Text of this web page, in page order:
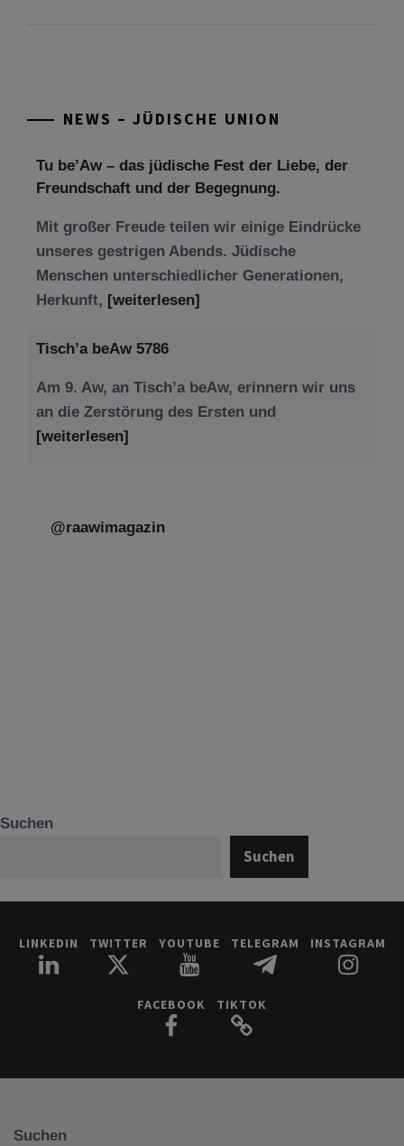
NEWS – JÜDISCHE UNION
Tu be’Aw – das jüdische Fest der Liebe, der
Freundschaft und der Begegnung.
Mit großer Freude teilen wir einige Eindrücke
unseres gestrigen Abends. Jüdische
Menschen unterschiedlicher Generationen,
Herkunft, [weiterlesen]
Tisch’a beAw 5786
Am 9. Aw, an Tisch’a beAw, erinnern wir uns
an die Zerstörung des Ersten und
[weiterlesen]
@raawimagazin
Suchen
Suchen
LINKEDIN TWITTER YOUTUBE TELEGRAM INSTAGRAM
FACEBOOK TIKTOK
Suchen